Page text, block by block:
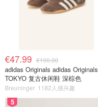
€47.99 €100.00
adidas Originals adidas Originals
TOKYO 复古休闲鞋 深棕色
Breuninger 1182人感兴趣
5